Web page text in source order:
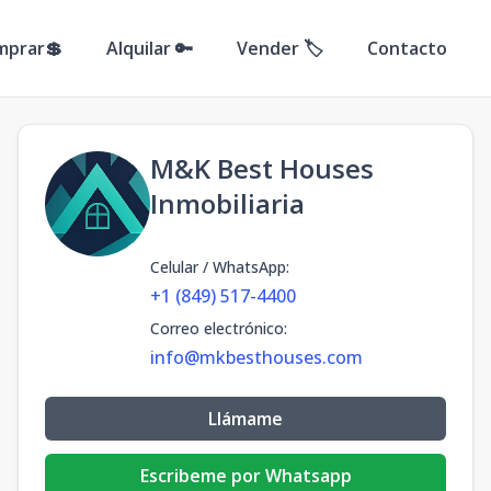
Alquilar 🔑 Vender 🏷️ Contacto
M&K Best Houses
Inmobiliaria
Celular / WhatsApp:
+1 (849) 517-4400
Correo electrónico:
info@mkbesthouses.com
Llámame
Escribeme por Whatsapp